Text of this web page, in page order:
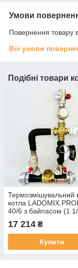
Умови
Повернення товару
Всі умови
Подібні товари
Термозмішувальний
котла
40/6 з байпасом (1
17 214 ₴
Купити